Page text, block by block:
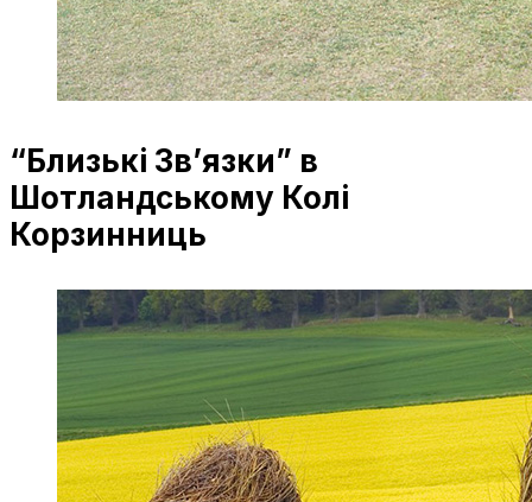
“Близькі Зв’язки” в
Шотландському Колі
Корзинниць